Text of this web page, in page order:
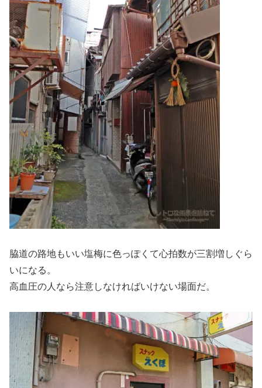
脇道の路地もいい塩梅に色っぽくて心拍数が三割増しぐら
いになる。
高血圧の人なら注意しなければいけない場面だ。